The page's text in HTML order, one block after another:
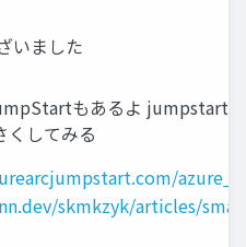
いました
もあるよ jumpstart
くしてみる
skmkzyk/articles/